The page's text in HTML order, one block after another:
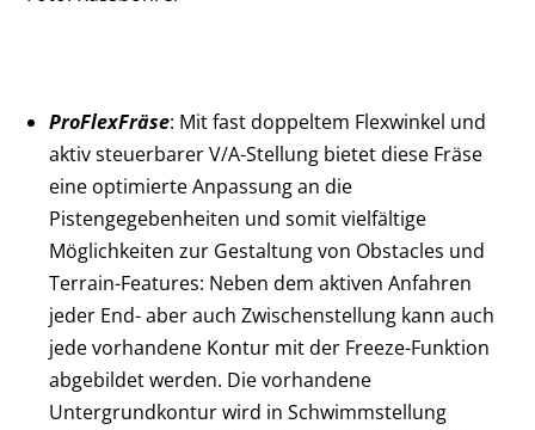
ProFlexFräse: Mit fast doppeltem Flexwinkel und
aktiv steuerbarer V/A-Stellung bietet diese Fräse
eine optimierte Anpassung an die
Pistengegebenheiten und somit vielfältige
Möglichkeiten zur Gestaltung von Obstacles und
Terrain-Features: Neben dem aktiven Anfahren
jeder End- aber auch Zwischenstellung kann auch
jede vorhandene Kontur mit der Freeze-Funktion
abgebildet werden. Die vorhandene
Untergrundkontur wird in Schwimmstellung